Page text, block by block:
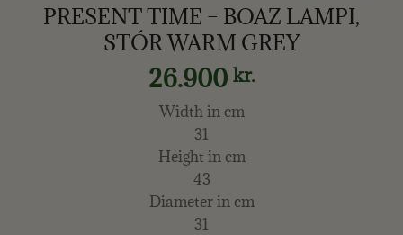
PRESENT TIME – BOAZ LAMPI,
STÓR WARM GREY
26.900 kr.
Width in cm
31
Height in cm
43
Diameter in cm
31